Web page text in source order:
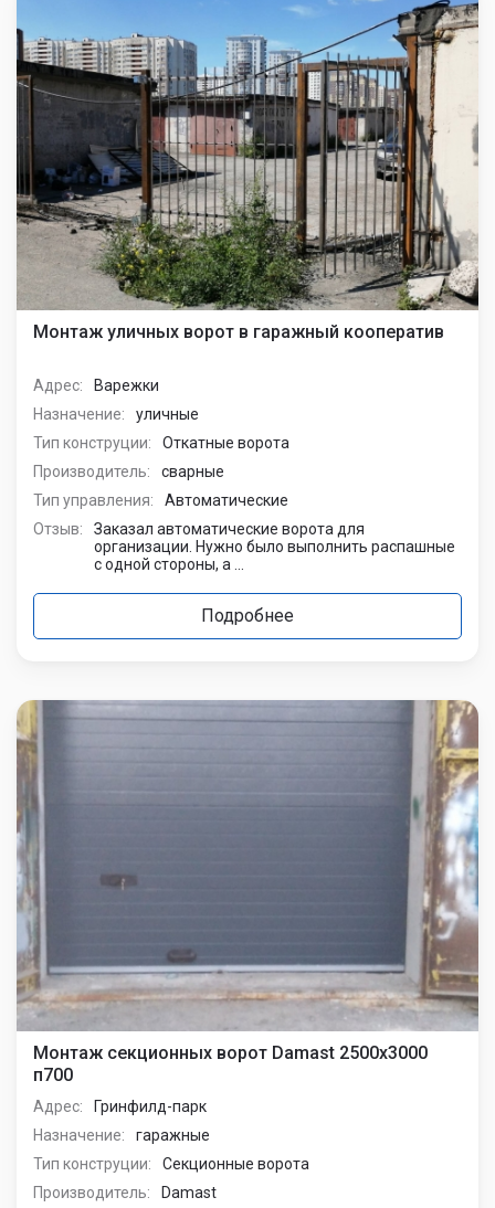
Монтаж уличных ворот в гаражный кооператив
Адрес:
Варежки
Назначение:
уличные
Тип конструции:
Откатные ворота
Производитель:
сварные
Тип управления:
Автоматические
Отзыв:
Заказал автоматические ворота для
организации. Нужно было выполнить распашные
с одной стороны, а ...
Подробнее
Монтаж секционных ворот Damast 2500х3000
п700
Адрес:
Гринфилд-парк
Назначение:
гаражные
Тип конструции:
Секционные ворота
Производитель:
Damast